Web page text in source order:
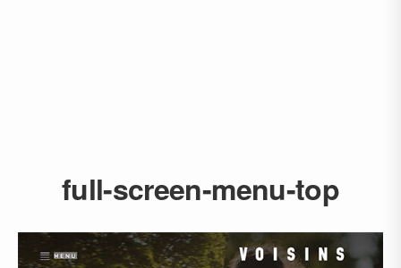
full-screen-menu-top